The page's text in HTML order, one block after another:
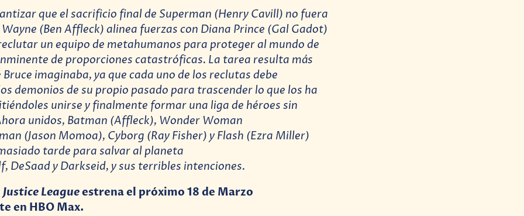
que el sacrificio final de Superman (Henry Cavill) no fuera
(Ben Affleck) alinea fuerzas con Diana Prince (Gal Gadot)
un equipo de metahumanos para proteger al mundo de
de proporciones catastróficas. La tarea resulta más
imaginaba, ya que cada uno de los reclutas debe
demonios de su propio pasado para trascender lo que los ha
unirse y finalmente formar una liga de héroes sin
unidos, Batman (Affleck), Wonder Woman
(Jason Momoa), Cyborg (Ray Fisher) y Flash (Ezra Miller)
tarde para salvar al planeta
DeSaad y Darkseid, y sus terribles intenciones.
Justice Leagueestrena el próximo 18 de Marzo
en HBO Max.